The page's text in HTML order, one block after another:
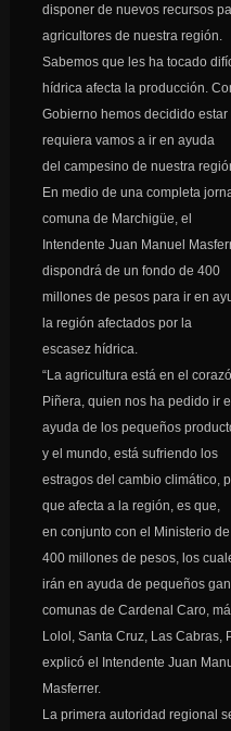
disponer de nuevos recursos
agricultores de nuestra región.
Sabemos que les ha tocado
hídrica afecta la producción.
Gobierno hemos decidido
requiera vamos a ir en ayuda
del campesino de nuestra
En medio de una completa
comuna de Marchigüe, el
Intendente Juan Manuel
dispondrá de un fondo de 400
millones de pesos para ir en
la región afectados por la
escasez hídrica.
“La agricultura está en el
Piñera, quien nos ha pedido ir
ayuda de los pequeños
y el mundo, está sufriendo los
estragos del cambio climático,
que afecta a la región, es que,
en conjunto con el Ministerio
400 millones de pesos, los
irán en ayuda de pequeños
comunas de Cardenal Caro,
Lolol, Santa Cruz, Las Cabras,
explicó el Intendente Juan
Masferrer.
La primera autoridad regional